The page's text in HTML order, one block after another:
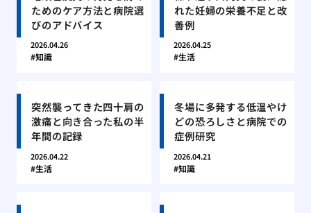
ためのケア方法と病院選
びのアドバイス
2026.04.26
知識
れた妊婦の栄養不足と改
善例
2026.04.25
生活
突然襲ってきた四十肩の
激痛と向き合った私の半
年間の記録
2026.04.22
生活
冬場に多発する低温やけ
どの恐ろしさと病院での
症例研究
2026.04.21
知識